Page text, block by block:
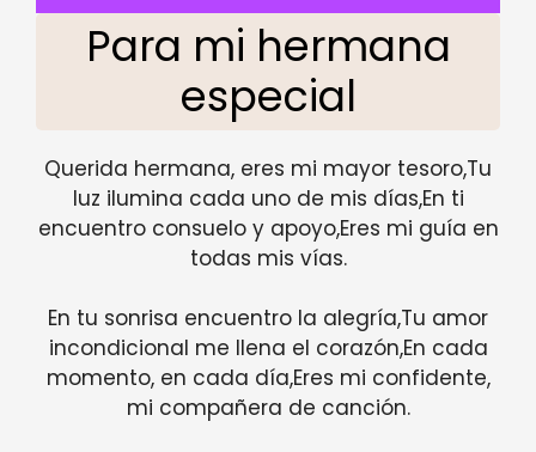
Para mi hermana
especial
Querida hermana, eres mi mayor tesoro,Tu
luz ilumina cada uno de mis días,En ti
encuentro consuelo y apoyo,Eres mi guía en
todas mis vías.
En tu sonrisa encuentro la alegría,Tu amor
incondicional me llena el corazón,En cada
momento, en cada día,Eres mi confidente,
mi compañera de canción.